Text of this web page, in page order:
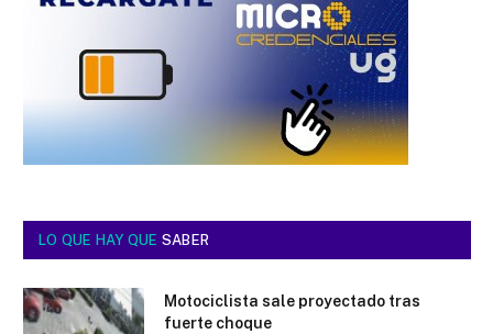
LO QUE HAY QUE SABER
Motociclista sale proyectado tras
fuerte choque